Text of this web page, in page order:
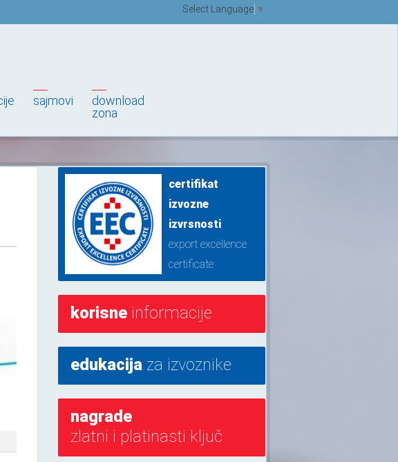
Select Language ▼
sajmovi
download
zona
certifikat
izvozne
izvrsnosti
export excellence
certificate
korisne informacije
edukacija za izvoznike
nagrade
zlatni i platinasti ključ